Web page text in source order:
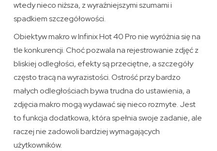
wtedy nieco niższa, z wyraźniejszymi szumami i
spadkiem szczegółowości.
Obiektyw makro w Infinix Hot 40 Pro nie wyróżnia się na
tle konkurencji. Choć pozwala na rejestrowanie zdjęć z
bliskiej odległości, efekty są przeciętne, a szczegóły
często tracą na wyrazistości. Ostrość przy bardzo
małych odległościach bywa trudna do ustawienia, a
zdjęcia makro mogą wydawać się nieco rozmyte. Jest
to funkcja dodatkowa, która spełnia swoje zadanie, ale
raczej nie zadowoli bardziej wymagających
użytkowników.